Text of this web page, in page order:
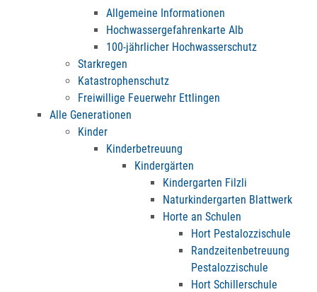
Allgemeine Informationen
Hochwassergefahrenkarte Alb
100-jährlicher Hochwasserschutz
Starkregen
Katastrophenschutz
Freiwillige Feuerwehr Ettlingen
Alle Generationen
Kinder
Kinderbetreuung
Kindergärten
Kindergarten Filzli
Naturkindergarten Blattwerk
Horte an Schulen
Hort Pestalozzischule
Randzeitenbetreuung
Pestalozzischule
Hort Schillerschule